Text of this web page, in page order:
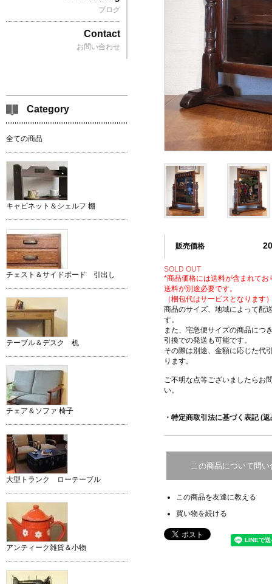
販売価格
SOLD OUT
*商品価格には送料が含まれてお
送料が別途必要です。
（梱包代はサービスとなります
商品のサイズ、地域によって配
す。
また、宅急便サイズの商品につ
引換での発送も可能です。
その際は別途、金額に応じた代
ります。
ご不明な点等ございましたらお
い。
・特定商取引法に基づく表記 (
この商品について問
この商品を友達に教える
買い物を続ける
ブログ
Contact
お問い合わせ
Category
全ての商品
キャビネット＆シェルフ 棚
チェスト＆サイドボード 引出し
テーブル＆デスク 机
チェア＆ソファ 椅子
大型トランク ローテーブル
アンティーク雑貨＆小物